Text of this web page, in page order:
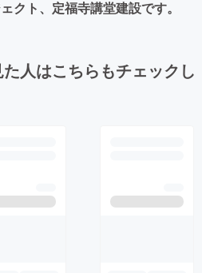
クト、定福寺講堂建設です。
人はこちらもチェックし